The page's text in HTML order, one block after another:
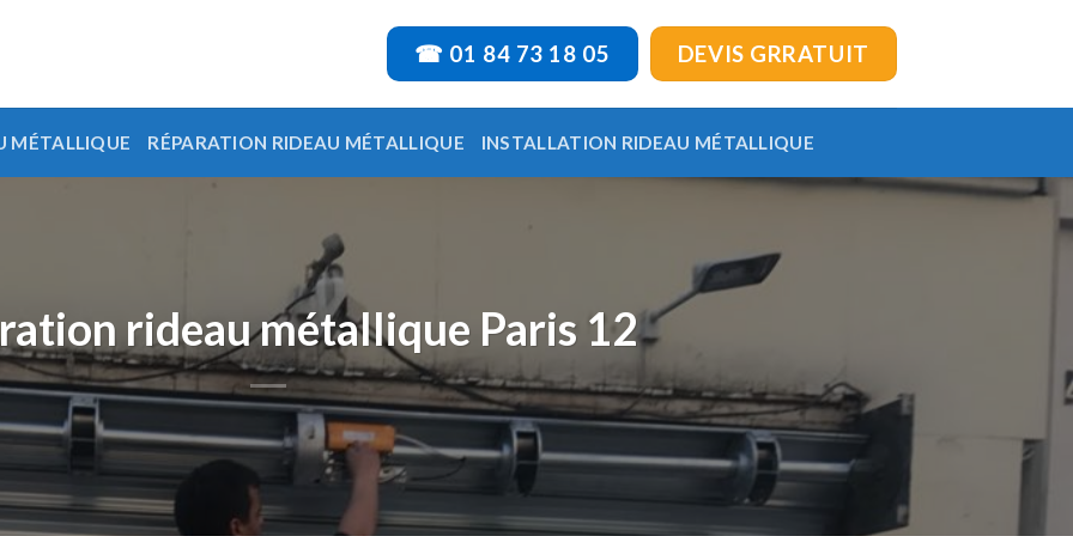
☎ 01 84 73 18 05 DEVIS GRRATUIT
MÉTALLIQUE RÉPARATION RIDEAU MÉTALLIQUE INSTALLATION RIDEAU MÉTALLIQUE
rideau métallique Paris 12